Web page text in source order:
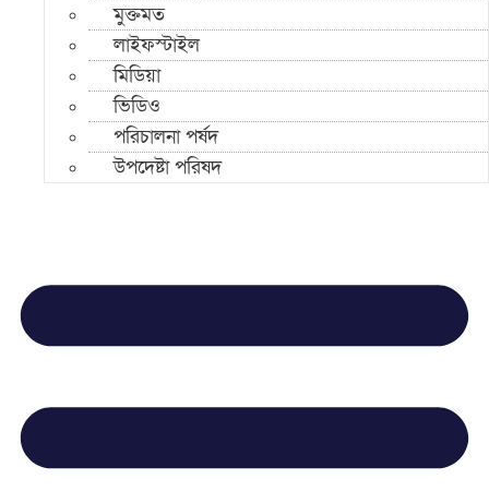
মুক্তমত
লাইফস্টাইল
মিডিয়া
ভিডিও
পরিচালনা পর্ষদ
উপদেষ্টা পরিষদ